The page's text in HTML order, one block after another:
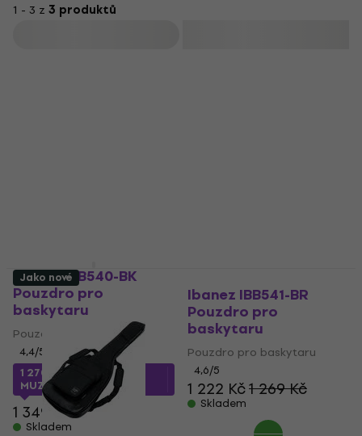
1 - 3 z 3 produktů
Ibanez IBB540-BK
Pouzdro pro
baskytaru
Pouzdro pro baskytaru
4,4/5
1 270 Kč s kódem
MUZMUZ-5
1 349 Kč
Skladem
Ibanez IBB541-BR
Pouzdro pro
baskytaru
Pouzdro pro baskytaru
4,6/5
1 222 Kč1 269 Kč
Skladem
Jako nové